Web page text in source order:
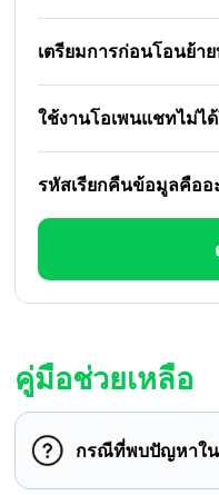
เตรียมการก่อนโอนย้า
ใช้งานโอเพนแชทไม่ไ
รหัสเรียกคืนข้อมูลคืออ
คู่มือช่วยเหลือ
กรณีที่พบปัญหาใน